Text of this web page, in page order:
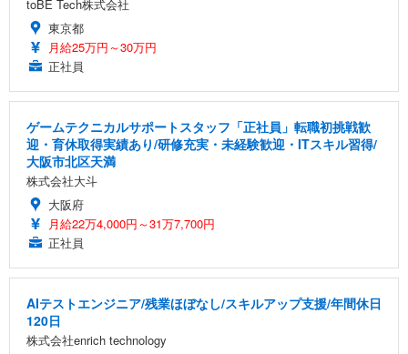
toBE Tech株式会社
東京都
月給25万円～30万円
正社員
ゲームテクニカルサポートスタッフ「正社員」転職初挑戦歓
迎・育休取得実績あり/研修充実・未経験歓迎・ITスキル習得/
大阪市北区天満
株式会社大斗
大阪府
月給22万4,000円～31万7,700円
正社員
AIテストエンジニア/残業ほぼなし/スキルアップ支援/年間休日
120日
株式会社enrich technology